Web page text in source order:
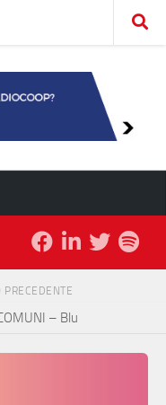
PRECEDENTE
– Blu